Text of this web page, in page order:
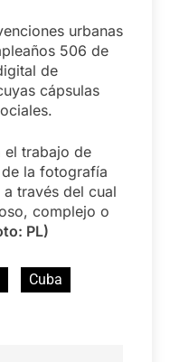
urbanas
506 de
de
cápsulas
el trabajo de
la fotografía
través del cual
complejo o
PL)
Cuba